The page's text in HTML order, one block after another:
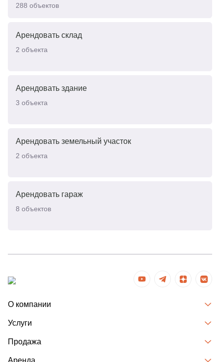
288 объектов
Арендовать склад
2 объекта
Арендовать здание
3 объекта
Арендовать земельный участок
2 объекта
Арендовать гараж
8 объектов
О компании
Услуги
Продажа
Аренда